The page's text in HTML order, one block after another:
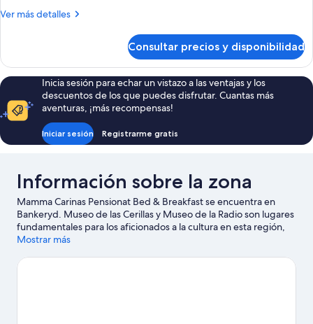
Breakfast)
Ver más detalles
Más
(Bed
&
Breakfast)
Consultar precios y disponibilidad
Inicia sesión para echar un vistazo a las ventajas y los
descuentos de los que puedes disfrutar. Cuantas más
aventuras, ¡más recompensas!
Iniciar sesión Registrarme gratis
Información sobre la zona
Mamma Carinas Pensionat Bed & Breakfast se encuentra en
Bankeryd. Museo de las Cerillas y Museo de la Radio son lugares
fundamentales para los aficionados a la cultura en esta región,
donde también puedes acercarte a atractivos turísticos como
apetece disfrutar de un evento especial? Puedes consultar el
Mostrar más